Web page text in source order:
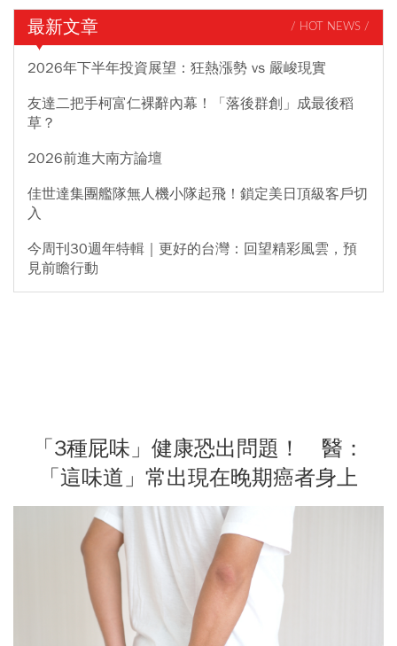
最新文章 / HOT NEWS /
2026年下半年投資展望：狂熱漲勢 vs 嚴峻現實
友達二把手柯富仁裸辭內幕！「落後群創」成最後稻
草？
2026前進大南方論壇
佳世達集團艦隊無人機小隊起飛！鎖定美日頂級客戶切
入
今周刊30週年特輯｜更好的台灣：回望精彩風雲，預
見前瞻行動
「3種屁味」健康恐出問題！ 醫：
「這味道」常出現在晚期癌者身上